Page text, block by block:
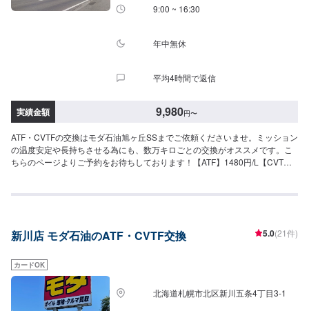
9:00 ~ 16:30
年中無休
平均4時間で返信
実績金額 9,980円〜
ATF・CVTFの交換はモダ石油旭ヶ丘SSまでご依頼くださいませ。ミッション
の温度安定や長持ちさせる為にも、数万キロごとの交換がオススメです。こ
ちらのページよりご予約をお待ちしております！【ATF】1480円/L【CVT】
新川店 モダ石油のATF・CVTF交換 5.0(21件)
カードOK
北海道札幌市北区新川五条4丁目3-1